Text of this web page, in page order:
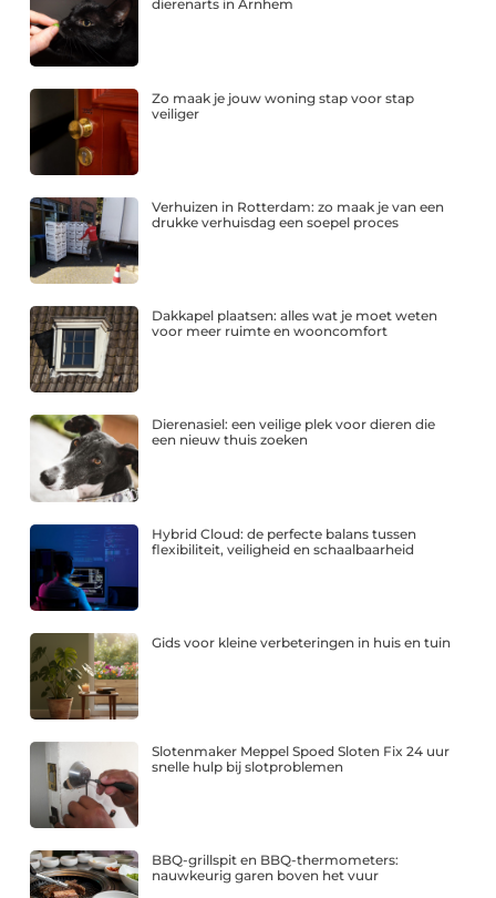
dierenarts in Arnhem
Zo maak je jouw woning stap voor stap
veiliger
Verhuizen in Rotterdam: zo maak je van een
drukke verhuisdag een soepel proces
Dakkapel plaatsen: alles wat je moet weten
voor meer ruimte en wooncomfort
Dierenasiel: een veilige plek voor dieren die
een nieuw thuis zoeken
Hybrid Cloud: de perfecte balans tussen
flexibiliteit, veiligheid en schaalbaarheid
Gids voor kleine verbeteringen in huis en tuin
Slotenmaker Meppel Spoed Sloten Fix 24 uur
snelle hulp bij slotproblemen
BBQ-grillspit en BBQ-thermometers:
nauwkeurig garen boven het vuur